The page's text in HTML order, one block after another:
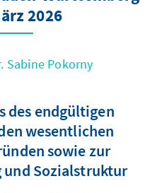
2026
Sabine Pokorny
des endgültigen
wesentlichen
sowie zur
und Sozialstruktur